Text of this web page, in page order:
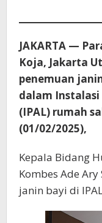
JAKARTA —
Koja, Jakarta
penemuan
dalam
(IPAL) rumah
(01/02/2025),
Kepala Bidang
Kombes Ade
janin bayi di